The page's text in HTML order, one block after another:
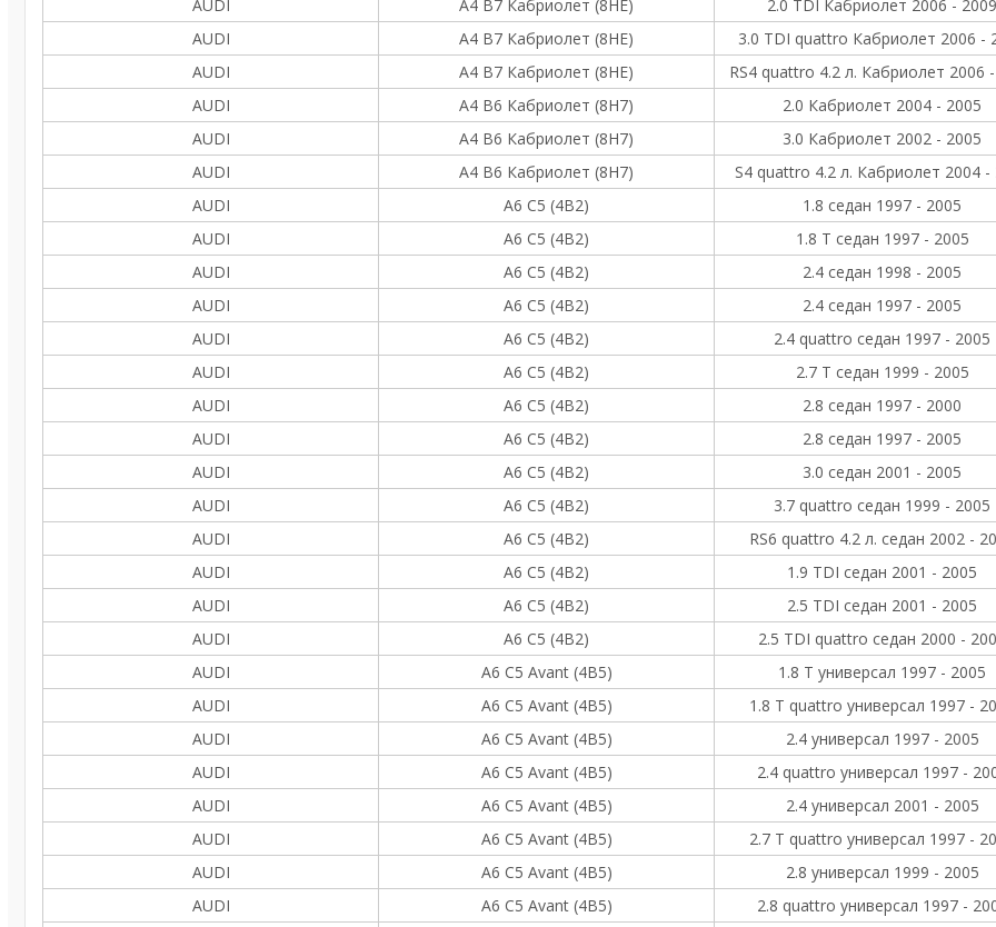
AUDI
A4 B7 Кабриолет (8HE)
2.0 TDI Кабриолет 2006 - 2009
AUDI
A4 B7 Кабриолет (8HE)
3.0 TDI quattro Кабриолет 2006 -
AUDI
A4 B7 Кабриолет (8HE)
RS4 quattro 4.2 л. Кабриолет 2006
AUDI
A4 B6 Кабриолет (8H7)
2.0 Кабриолет 2004 - 2005
AUDI
A4 B6 Кабриолет (8H7)
3.0 Кабриолет 2002 - 2005
AUDI
A4 B6 Кабриолет (8H7)
S4 quattro 4.2 л. Кабриолет 2004 -
AUDI
A6 C5 (4B2)
1.8 седан 1997 - 2005
AUDI
A6 C5 (4B2)
1.8 T седан 1997 - 2005
AUDI
A6 C5 (4B2)
2.4 седан 1998 - 2005
AUDI
A6 C5 (4B2)
2.4 седан 1997 - 2005
AUDI
A6 C5 (4B2)
2.4 quattro седан 1997 - 2005
AUDI
A6 C5 (4B2)
2.7 T седан 1999 - 2005
AUDI
A6 C5 (4B2)
2.8 седан 1997 - 2000
AUDI
A6 C5 (4B2)
2.8 седан 1997 - 2005
AUDI
A6 C5 (4B2)
3.0 седан 2001 - 2005
AUDI
A6 C5 (4B2)
3.7 quattro седан 1999 - 2005
AUDI
A6 C5 (4B2)
RS6 quattro 4.2 л. седан 2002 -
AUDI
A6 C5 (4B2)
1.9 TDI седан 2001 - 2005
AUDI
A6 C5 (4B2)
2.5 TDI седан 2001 - 2005
AUDI
A6 C5 (4B2)
2.5 TDI quattro седан 2000 -
AUDI
A6 C5 Avant (4B5)
1.8 T универсал 1997 - 2005
AUDI
A6 C5 Avant (4B5)
1.8 T quattro универсал 1997 -
AUDI
A6 C5 Avant (4B5)
2.4 универсал 1997 - 2005
AUDI
A6 C5 Avant (4B5)
2.4 quattro универсал 1997 -
AUDI
A6 C5 Avant (4B5)
2.4 универсал 2001 - 2005
AUDI
A6 C5 Avant (4B5)
2.7 T quattro универсал 1997 -
AUDI
A6 C5 Avant (4B5)
2.8 универсал 1999 - 2005
AUDI
A6 C5 Avant (4B5)
2.8 quattro универсал 1997 -